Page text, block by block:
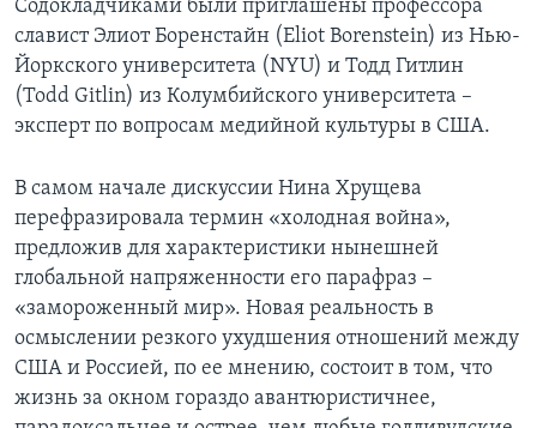
Содокладчиками были приглашены профессора
славист Элиот Боренстайн (Eliot Borenstein) из Нью-
Йоркского университета (NYU) и Тодд Гитлин
(Todd Gitlin) из Колумбийского университета –
эксперт по вопросам медийной культуры в США.
В самом начале дискуссии Нина Хрущева
перефразировала термин «холодная война»,
предложив для характеристики нынешней
глобальной напряженности его парафраз –
«замороженный мир». Новая реальность в
осмыслении резкого ухудшения отношений между
США и Россией, по ее мнению, состоит в том, что
жизнь за окном гораздо авантюристичнее,